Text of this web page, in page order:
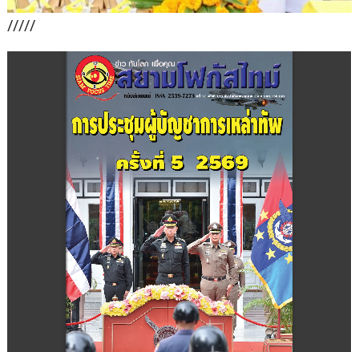
/////